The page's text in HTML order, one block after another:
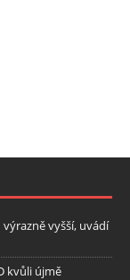
vyšší, uvádí
kvůli újmě